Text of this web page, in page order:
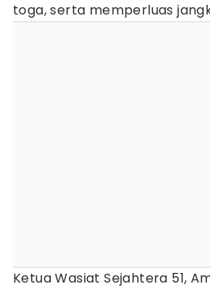
toga, serta memperluas
Ketua Wasiat Sejahtera 51,